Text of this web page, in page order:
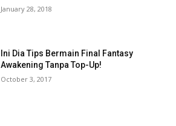
January 28, 2018
Ini Dia Tips Bermain Final Fantasy
Awakening Tanpa Top-Up!
October 3, 2017